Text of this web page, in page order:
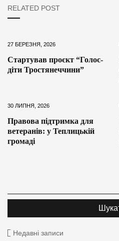
RELATED POST
27 БЕРЕЗНЯ, 2026
Стартував проєкт “Голос-
діти Тростянеччини”
30 ЛИПНЯ, 2026
Правова підтримка для
ветеранів: у Теплицькій
громаді
Недавні записи